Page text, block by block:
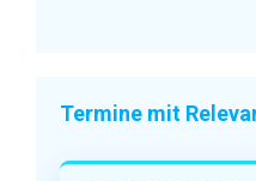
Termine mit